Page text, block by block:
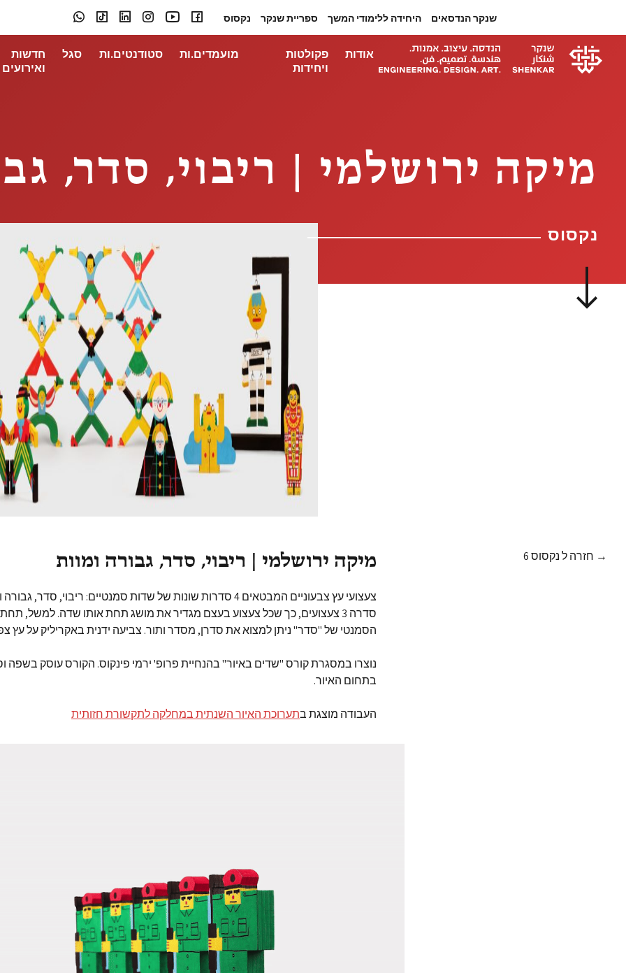
שנקר הנדסאים היחידה ללימודי המשך ספריית שנקר נקסוס
אודות
פקולטות
ויחידות
מועמדים.ות סטודנטים.ות סגל
חדשות
ואירועים
מיקה ירושלמי | ריבוי, סדר,
נקסוס
→ חזרה ל נקסוס 6 מיקה ירושלמי | ריבוי, סדר, גבורה ומוות
צעצועי עץ צבעוניים המבטאים 4 סדרות שונות של שדות סמנטיים: ריבוי, סדר,
סדרה 3 צעצועים, כך שכל צעצוע בעצם מגדיר את מושג תחת אותו שדה. למשל,
הסמנטי של "סדר" ניתן למצוא את סדרן, מסדר ותור. צביעה ידנית באקריליק על עץ
נוצרו במסגרת קורס "שדים באיור" בהנחיית פרופ' ירמי פינקוס. הקורס עוסק בשפה
בתחום האיור.
העבודה מוצגת בתערוכת האיור השנתית במחלקה לתקשורת חזותית